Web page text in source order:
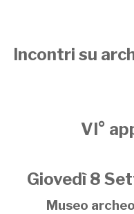
Incontri su
VI°
Giovedì 8
Museo